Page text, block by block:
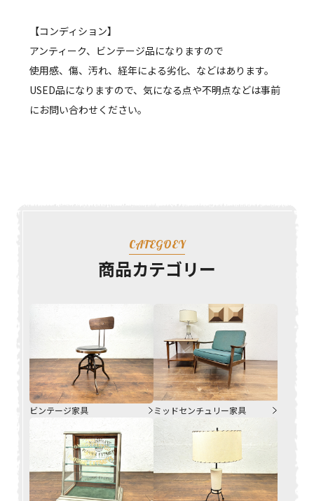
【コンディション】
アンティーク、ビンテージ品になりますので
使用感、傷、汚れ、経年による劣化、などはあります。
USED品になりますので、気になる点や不明点などは事前
にお問い合わせください。
CATEGOEY
商品カテゴリー
ビンテージ家具 ミッドセンチュリー家具